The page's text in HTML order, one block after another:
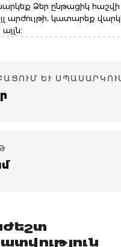
Ձեր ընթացիկ հաշվի
արժույթի, կատարեք
ԵՒ